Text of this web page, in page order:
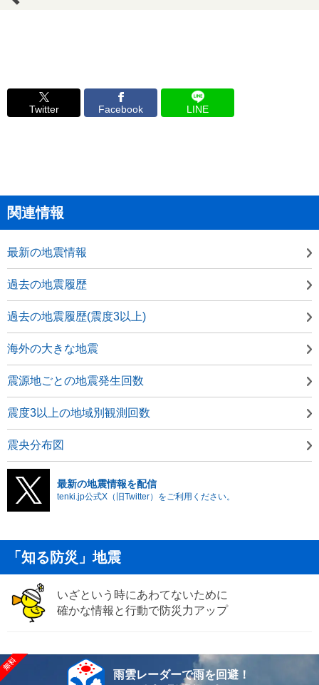
Twitter Facebook LINE
関連情報
最新の地震情報
過去の地震履歴
過去の地震履歴(震度3以上)
海外の大きな地震
震源地ごとの地震発生回数
震度3以上の地域別観測回数
震央分布図
最新の地震情報を配信
tenki.jp公式X（旧Twitter）をご利用ください。
「知る防災」地震
いざという時にあわてないために
確かな情報と行動で防災力アップ
雨雲レーダーで雨を回避！